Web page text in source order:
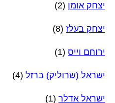
יצחק אומן (2)
יצחק בעלז (8)
ירוחם וייס (1)
ישראל (שרוליק) ברזל (4)
ישראל אדלר (1)